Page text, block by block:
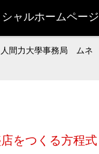
ャルホームページ
人間力大學事務局 ムネ
をつくる方程式